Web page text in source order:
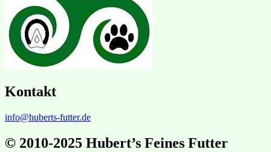
Kontakt
info@huberts-futter.de
© 2010-2025 Hubert’s Feines Futter